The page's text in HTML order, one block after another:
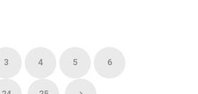
3 4 5 6